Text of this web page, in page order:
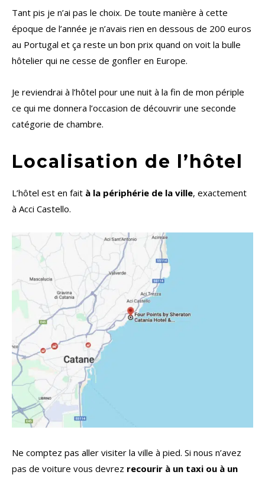
Tant pis je n’ai pas le choix. De toute manière à cette
époque de l’année je n’avais rien en dessous de 200 euros
au Portugal et ça reste un bon prix quand on voit la bulle
hôtelier qui ne cesse de gonfler en Europe.
Je reviendrai à l’hôtel pour une nuit à la fin de mon périple
ce qui me donnera l’occasion de découvrir une seconde
catégorie de chambre.
Localisation de l’hôtel
L’hôtel est en fait à la périphérie de la ville, exactement
à Acci Castello.
Ne comptez pas aller visiter la ville à pied. Si nous n’avez
pas de voiture vous devrez recourir à un taxi ou à un